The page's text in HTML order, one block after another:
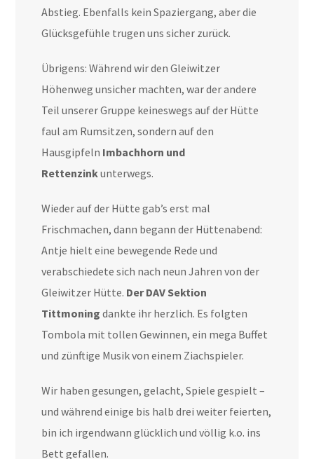
Abstieg. Ebenfalls kein Spaziergang, aber die
Glücksgefühle trugen uns sicher zurück.
Übrigens: Während wir den Gleiwitzer
Höhenweg unsicher machten, war der andere
Teil unserer Gruppe keineswegs auf der Hütte
faul am Rumsitzen, sondern auf den
Hausgipfeln Imbachhorn und
Rettenzinkunterwegs.
Wieder auf der Hütte gab’s erst mal
Frischmachen, dann begann der Hüttenabend:
Antje hielt eine bewegende Rede und
verabschiedete sich nach neun Jahren von der
Gleiwitzer Hütte. Der DAV Sektion
Tittmoning dankte ihr herzlich. Es folgten
Tombola mit tollen Gewinnen, ein mega Buffet
und zünftige Musik von einem Ziachspieler.
Wir haben gesungen, gelacht, Spiele gespielt –
und während einige bis halb drei weiter feierten,
bin ich irgendwann glücklich und völlig k.o. ins
Bett gefallen.